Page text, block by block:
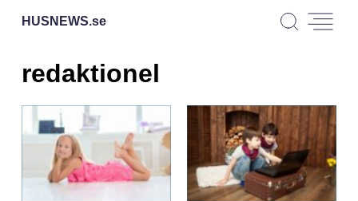
HUSNEWS.se
redaktionel